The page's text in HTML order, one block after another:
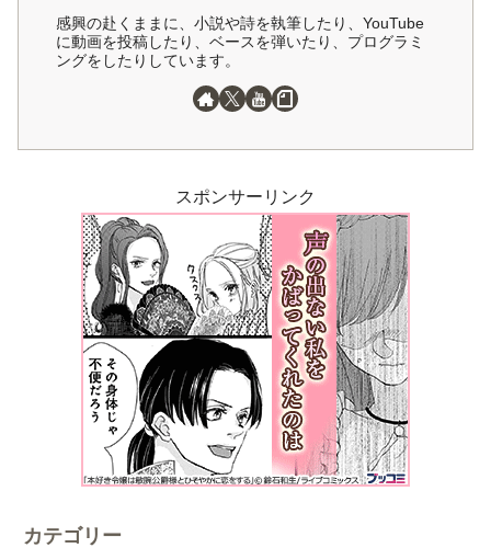
感興の赴くままに、小説や詩を執筆したり、YouTube
に動画を投稿したり、ベースを弾いたり、プログラミ
ングをしたりしています。
スポンサーリンク
カテゴリー